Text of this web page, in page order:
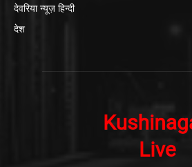
देवरिया न्यूज़ हिन्दी
देश